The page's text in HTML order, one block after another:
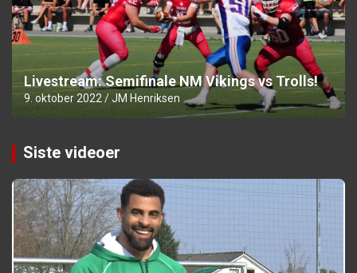
Livestream: Semifinale NM Vikings vs Trolls!
9. oktober 2022 JM Henriksen
Siste videoer